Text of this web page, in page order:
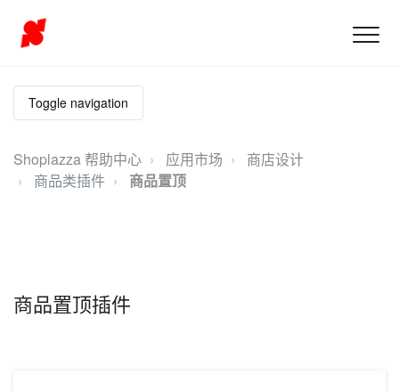
Toggle navigation
Shoplazza 帮助中心 应用市场
商店设计
商品类插件
商品置顶
商品置顶插件